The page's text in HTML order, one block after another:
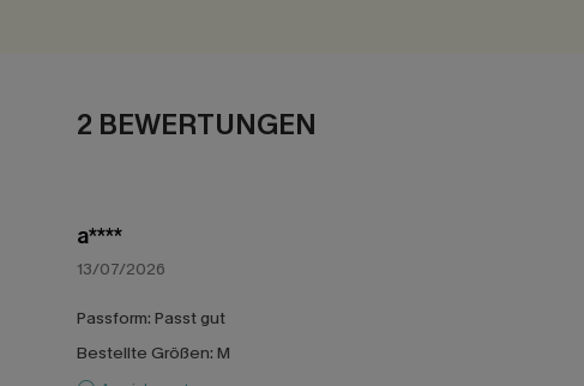
2 BEWERTUNGEN
a****
13/07/2026
Passform: Passt gut
Bestellte Größen: M